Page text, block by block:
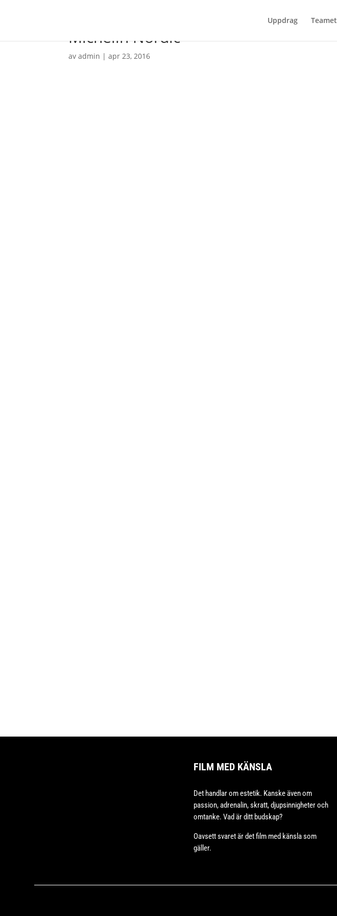
Uppdrag Teamet
Michelin Nordic
avadmin |apr 23, 2016
FILM MED KÄNSLA
Det handlar om estetik. Kanske även om
passion, adrenalin, skratt, djupsinnigheter och
omtanke. Vad är ditt budskap?
Oavsett svaret är det film med känsla som
gäller.